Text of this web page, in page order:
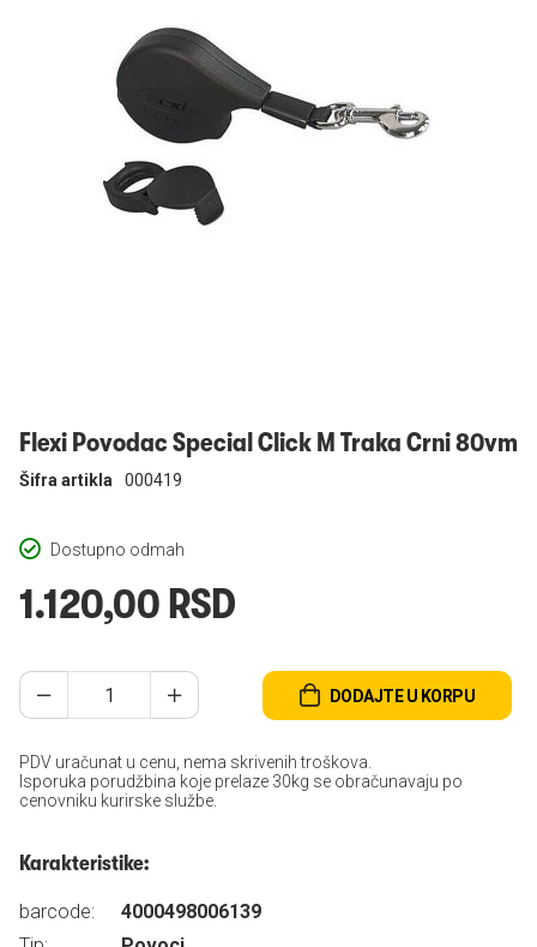
Flexi Povodac Special Click M Traka Crni 80vm
Dostupno odmah
Šifra artikla 000419
1.120,00 RSD
DODAJTE U KORPU
PDV uračunat u cenu, nema skrivenih troškova.
Isporuka porudžbina koje prelaze 30kg se obračunavaju po
cenovniku kurirske službe.
Karakteristike:
barcode:
4000498006139